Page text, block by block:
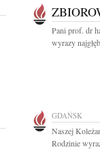
Pani prof. dr
wyrazy
GDAŃSK
Naszej
Rodzinie